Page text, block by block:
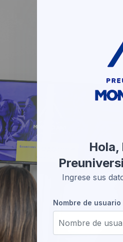
Ingrese sus
Nombre de usuario
Nombre de usuario